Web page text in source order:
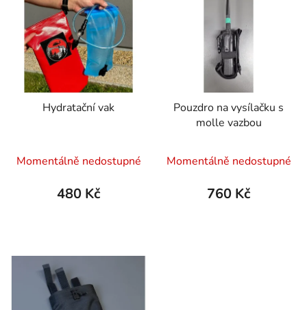
Hydratační vak
Momentálně nedostupné
480 Kč
Pouzdro na vysílačku s
molle vazbou
Momentálně nedostupné
760 Kč